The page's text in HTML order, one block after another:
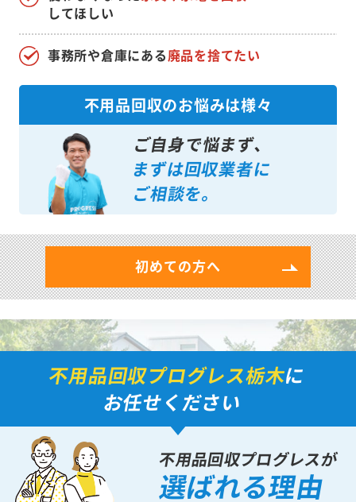
してほしい
事務所や倉庫にある廃品を捨てたい
不用品回収のお悩みは様々
ご自身で悩まず、
まずは回収業者に
ご相談を。
初めての方へ
不用品回収プログレス栃木に
お任せください
不用品回収プログレスが
選ばれる理由